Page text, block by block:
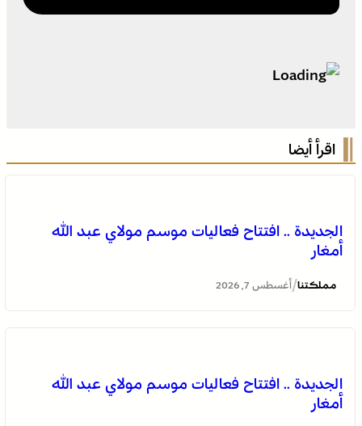
اقرأ أيضا
الجديدة .. افتتاح فعاليات موسم مولاي عبد الله
أمغار
مملكتنا/أغسطس 7, 2026
الجديدة .. افتتاح فعاليات موسم مولاي عبد الله
أمغار